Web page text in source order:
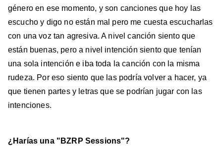
género en ese momento, y son canciones que hoy las
escucho y digo no están mal pero me cuesta escucharlas
con una voz tan agresiva. A nivel canción siento que
están buenas, pero a nivel intención siento que tenían
una sola intención e iba toda la canción con la misma
rudeza. Por eso siento que las podría volver a hacer, ya
que tienen partes y letras que se podrían jugar con las
intenciones.
¿Harías una "BZRP Sessions"?